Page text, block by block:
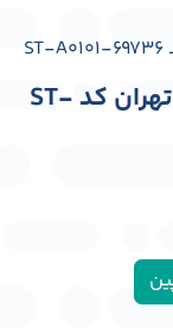
استرابورد بزرگراه امام علی شهر تهران کد ST-